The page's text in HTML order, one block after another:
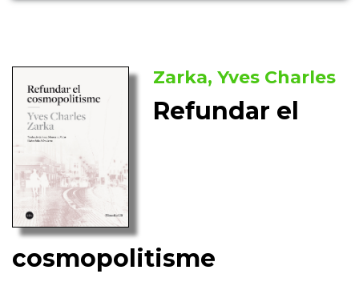
Zarka, Yves Charles
Refundar el
cosmopolitisme